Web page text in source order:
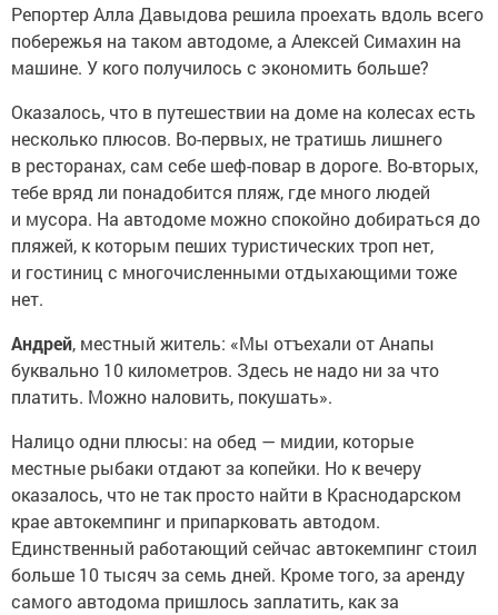
Репортер Алла Давыдова решила проехать вдоль всего
побережья на таком автодоме, а Алексей Симахин на
машине. У кого получилось с экономить больше?
Оказалось, что в путешествии на доме на колесах есть
несколько плюсов. Во-первых, не тратишь лишнего
в ресторанах, сам себе шеф-повар в дороге. Во-вторых,
тебе вряд ли понадобится пляж, где много людей
и мусора. На автодоме можно спокойно добираться до
пляжей, к которым пеших туристических троп нет,
и гостиниц с многочисленными отдыхающими тоже
нет.
Андрей, местный житель: «Мы отъехали от Анапы
буквально 10 километров. Здесь не надо ни за что
платить. Можно наловить, покушать».
Налицо одни плюсы: на обед — мидии, которые
местные рыбаки отдают за копейки. Но к вечеру
оказалось, что не так просто найти в Краснодарском
крае автокемпинг и припарковать автодом.
Единственный работающий сейчас автокемпинг стоил
больше 10 тысяч за семь дней. Кроме того, за аренду
самого автодома пришлось заплатить, как за